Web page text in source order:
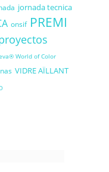
jornada tecnica
onsif PREMI
World of Color
VIDRE AÏLLANT